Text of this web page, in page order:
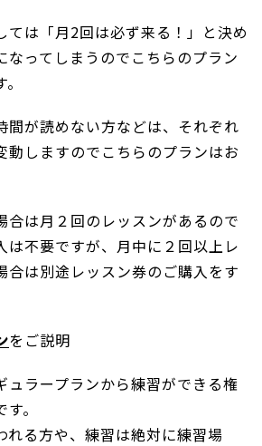
ては「月2回は必ず来る！」と決め
なってしまうのでこちらのプラン
間が読めない方などは、それぞれ
動しますのでこちらのプランはお
合は月２回のレッスンがあるので
は不要ですが、月中に２回以上レ
合は別途レッスン券のご購入をす
をご説明
ュラープランから練習ができる権
。
れる方や、練習は絶対に練習場